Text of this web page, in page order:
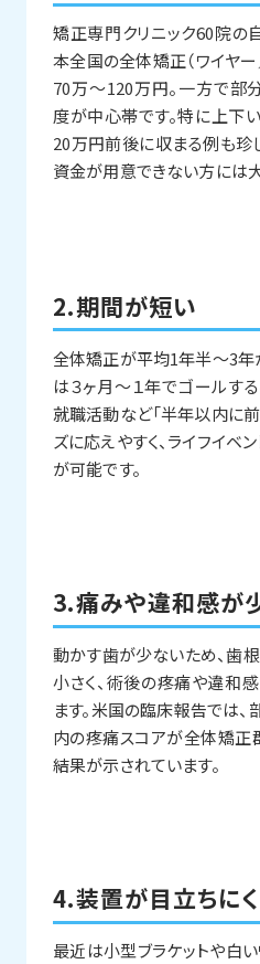
矯正専門クリニック60院の
本全国の全体矯正（ワイヤ
70万～120万円。一方で
度が中心帯です。特に上下
20万円前後に収まる例も珍
資金が用意できない方には大
2.期間が短い
全体矯正が平均1年半～3年
は３ヶ月～１年でゴールす
就職活動など「半年以内に
ズに応えやすく、ライフイベ
が可能です。
3.痛みや違和感が
動かす歯が少ないため、歯
小さく、術後の疼痛や違和
ます。米国の臨床報告では
内の疼痛スコアが全体矯正
結果が示されています。
4.装置が目立ちに
最近は小型ブラケットや白